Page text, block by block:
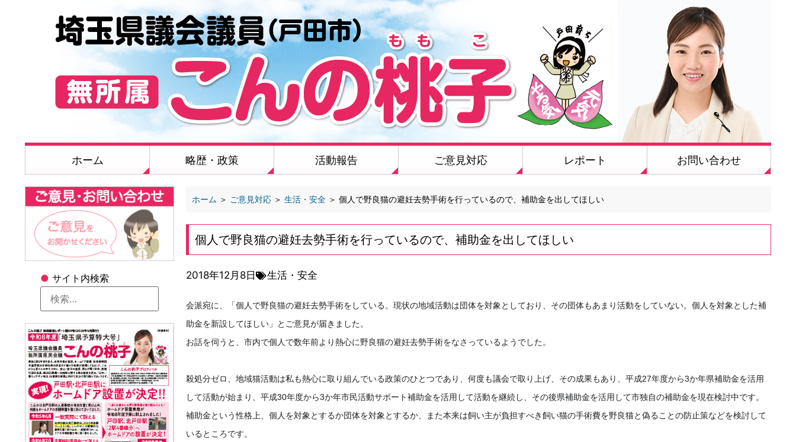
ホーム 略歴・政策 活動報告 ご意見対応 レポート お問い合わせ
● サイト内検索
ホーム ＞ ご意見対応 ＞ 生活・安全 ＞ 個人で野良猫の避妊去勢手術を行っているので、補助金を出してほしい
個人で野良猫の避妊去勢手術を行っているので、補助金を出してほしい
2018年12月8日 生活・安全
会派宛に、「個人で野良猫の避妊去勢手術をしている。現状の地域活動は団体を対象としており、その団体もあまり活動をしていない。個人を対象とした補
助金を新設してほ しい」とご意見が届きました。
お話を伺うと、市内で個人で数年前より熱心に野良猫の避妊去勢手術をなさっているようでした。
殺処分ゼロ、地域猫活動は私も熱心に取り組んでいる政策のひとつであり、何度も議会で取り上げ、その成果もあり
、平成27年度から3か年県補助金を活用
して活動が始ま り、平成30年度から3か年市民活動サポート補助金を活用して活動を継続し、その後県補助金を活用して市独自の補助金を現在検討中です。
補助金という性格上、個人を対象とするか団体を対象とするか、また本来は飼い主が負担すべき飼い猫の手術費を野良猫と偽ることの防止策などを検討して
いるところです。